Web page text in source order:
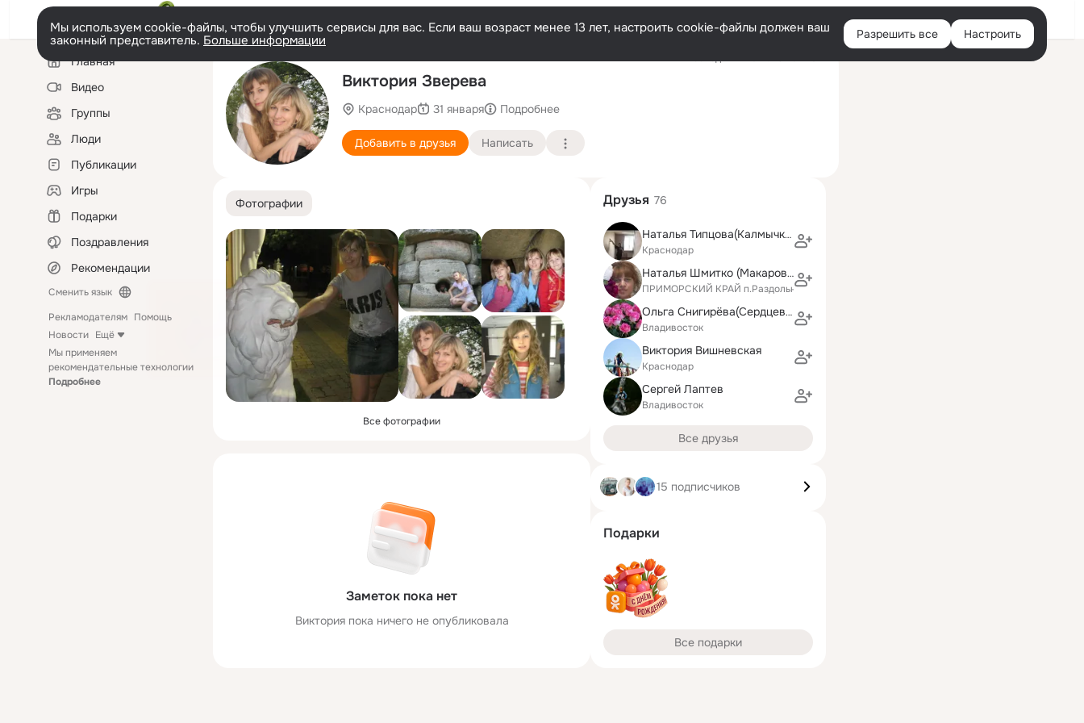
Войти
Мы используем cookie-файлы, чтобы улучшить сервисы для вас. Если ваш возраст менее 13 лет, настроить cookie-файлы должен ваш
законный представитель. Больше информации Разрешить все Настроить
Левая
колонкаГлавная
Видео
Группы
Люди
Публикации
Игры
Подарки
Поздравления
Рекомендации
Сменить язык
Рекламодателям Помощь
Новости Ещё
Мы применяем
рекомендательные технологии
Подробнее
Виктория Зверева
Краснодар 31 января Подробнее
Добавить в друзья Написать
Фотографии
Все фотографии
Заметок пока нет
Виктория пока ничего не опубликовала
Друзья 76
Наталья Типцова(Калмычкова)
Краснодар
Наталья Шмитко (Макарова)
ПРИМОРСКИЙ КРАЙ п.Раздольное
Ольга Снигирёва(Сердцева)
Владивосток
Виктория Вишневская
Краснодар
Сергей Лаптев
Владивосток
Все друзья
15 подписчиков
Подарки
Все подарки